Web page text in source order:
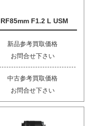
RF85mm F1.2 L USM
新品参考買取価格
お問合せ下さい
中古参考買取価格
お問合せ下さい